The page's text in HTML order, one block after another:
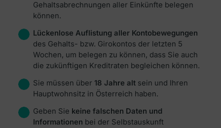
Gehaltsabrechnungen aller Einkünfte belegen
können.
Lückenlose Auflistung aller Kontobewegungen
des Gehalts- bzw. Girokontos der letzten 5
Wochen, um belegen zu können, dass Sie auch
die zukünftigen Kreditraten begleichen können.
Sie müssen über 18 Jahre altsein und Ihren
Hauptwohnsitz in Österreich haben.
Geben Sie keine falschen Daten und
Informationen bei der Selbstauskunft